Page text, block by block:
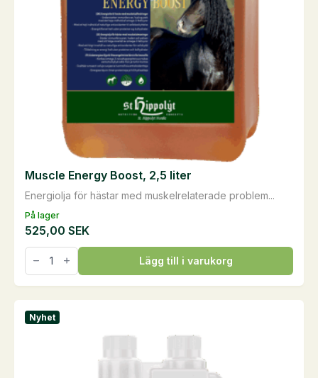
På lager
Energiolja för hästar med muskelrelaterade problem...
Muscle Energy Boost, 2,5 liter
525,00 SEK
Muscle
Energy
Boost,
2,5
mängd
Lägg till i varukorg
Nyhet